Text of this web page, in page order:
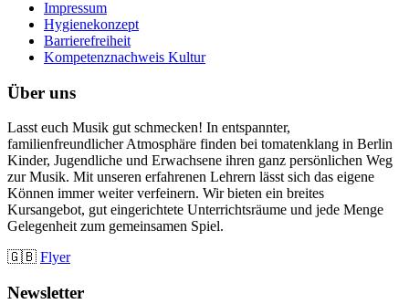
Impressum
Hygienekonzept
Barrierefreiheit
Kompetenznachweis Kultur
Über uns
Lasst euch Musik gut schmecken! In entspannter,
familienfreundlicher Atmosphäre finden bei tomatenklang in Berlin
Kinder, Jugendliche und Erwachsene ihren ganz persönlichen Weg
zur Musik. Mit unseren erfahrenen Lehrern lässt sich das eigene
Können immer weiter verfeinern. Wir bieten ein breites
Kursangebot, gut eingerichtete Unterrichtsräume und jede Menge
Gelegenheit zum gemeinsamen Spiel.
🇬🇧 Flyer
Newsletter